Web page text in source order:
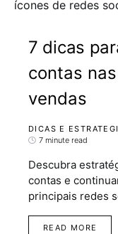
7 dicas
contas
vendas
DICAS E
7 minute read
Descubra
contas e
principais redes
READ MORE